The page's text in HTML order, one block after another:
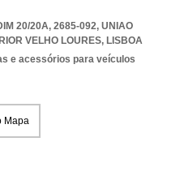
20/20A, 2685-092, UNIAO
VELHO LOURES, LISBOA
e acessórios para veículos
Mapa